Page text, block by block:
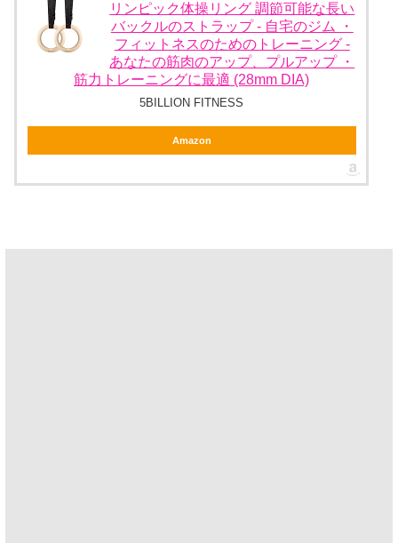
リンピック体操リング 調節可能な長い
バックルのストラップ - 自宅のジム ・
フィットネスのためのトレーニング -
あなたの筋肉のアップ、プルアップ ・
筋力トレーニングに最適 (28mm DIA)
5BILLION FITNESS
Amazon